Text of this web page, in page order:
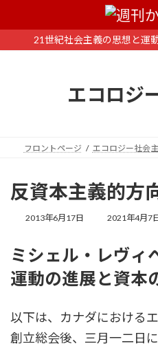
ン
ー
21世紀社会主義の思想と運
エコロジ
フロントページ エコロジー社会
反資本主義的方
2013年6月17日
最
新
時
:
2021年4月7
ミシェル・レヴィ
運動の進展と資本
以下は、カナダにおける
創立総会後、三月一二日